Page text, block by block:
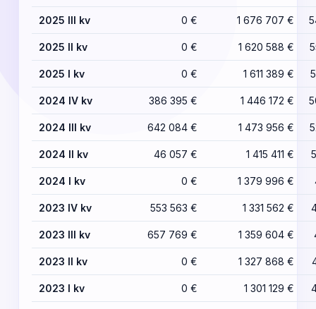
2025 III kv 0 € 1 676 707 €
2025 II kv 0 € 1 620 588 €
2025 I kv 0 € 1 611 389 €
2024 IV kv 386 395 € 1 446 172 €
2024 III kv 642 084 € 1 473 956 €
2024 II kv 46 057 € 1 415 411 €
2024 I kv 0 € 1 379 996 €
2023 IV kv 553 563 € 1 331 562 €
2023 III kv 657 769 € 1 359 604 €
2023 II kv 0 € 1 327 868 €
2023 I kv 0 € 1 301 129 €